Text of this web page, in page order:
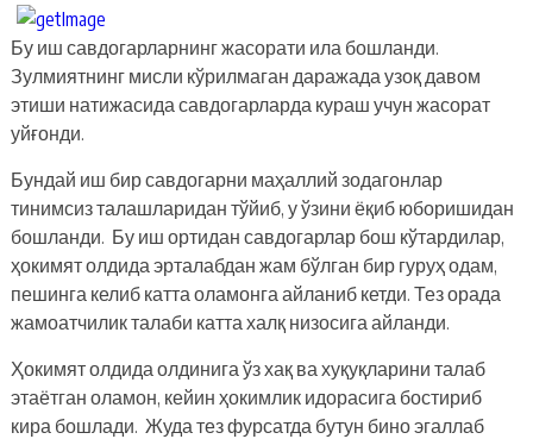
Бу иш савдогарларнинг жасорати ила бошланди.
Зулмиятнинг мисли кўрилмаган даражада узоқ давом
этиши натижасида савдогарларда кураш учун жасорат
уйғонди.
Бундай иш бир савдогарни маҳаллий зодагонлар
тинимсиз талашларидан тўйиб, у ўзини ёқиб юборишидан
бошланди. Бу иш ортидан савдогарлар бош кўтардилар,
ҳокимят олдида эрталабдан жам бўлган бир гуруҳ одам,
пешинга келиб катта оламонга айланиб кетди. Тез орада
жамоатчилик талаби катта халқ низосига айланди.
Ҳокимят олдида олдинига ўз хақ ва хуқуқларини талаб
этаётган оламон, кейин ҳокимлик идорасига бостириб
кира бошлади. Жуда тез фурсатда бутун бино эгаллаб